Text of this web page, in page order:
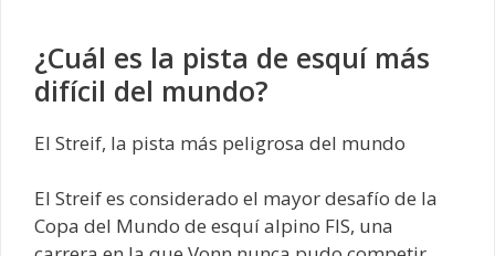
¿Cuál es la pista de esquí más
difícil del mundo?
El Streif, la pista más peligrosa del mundo
El Streif es considerado el mayor desafío de la
Copa del Mundo de esquí alpino FIS, una